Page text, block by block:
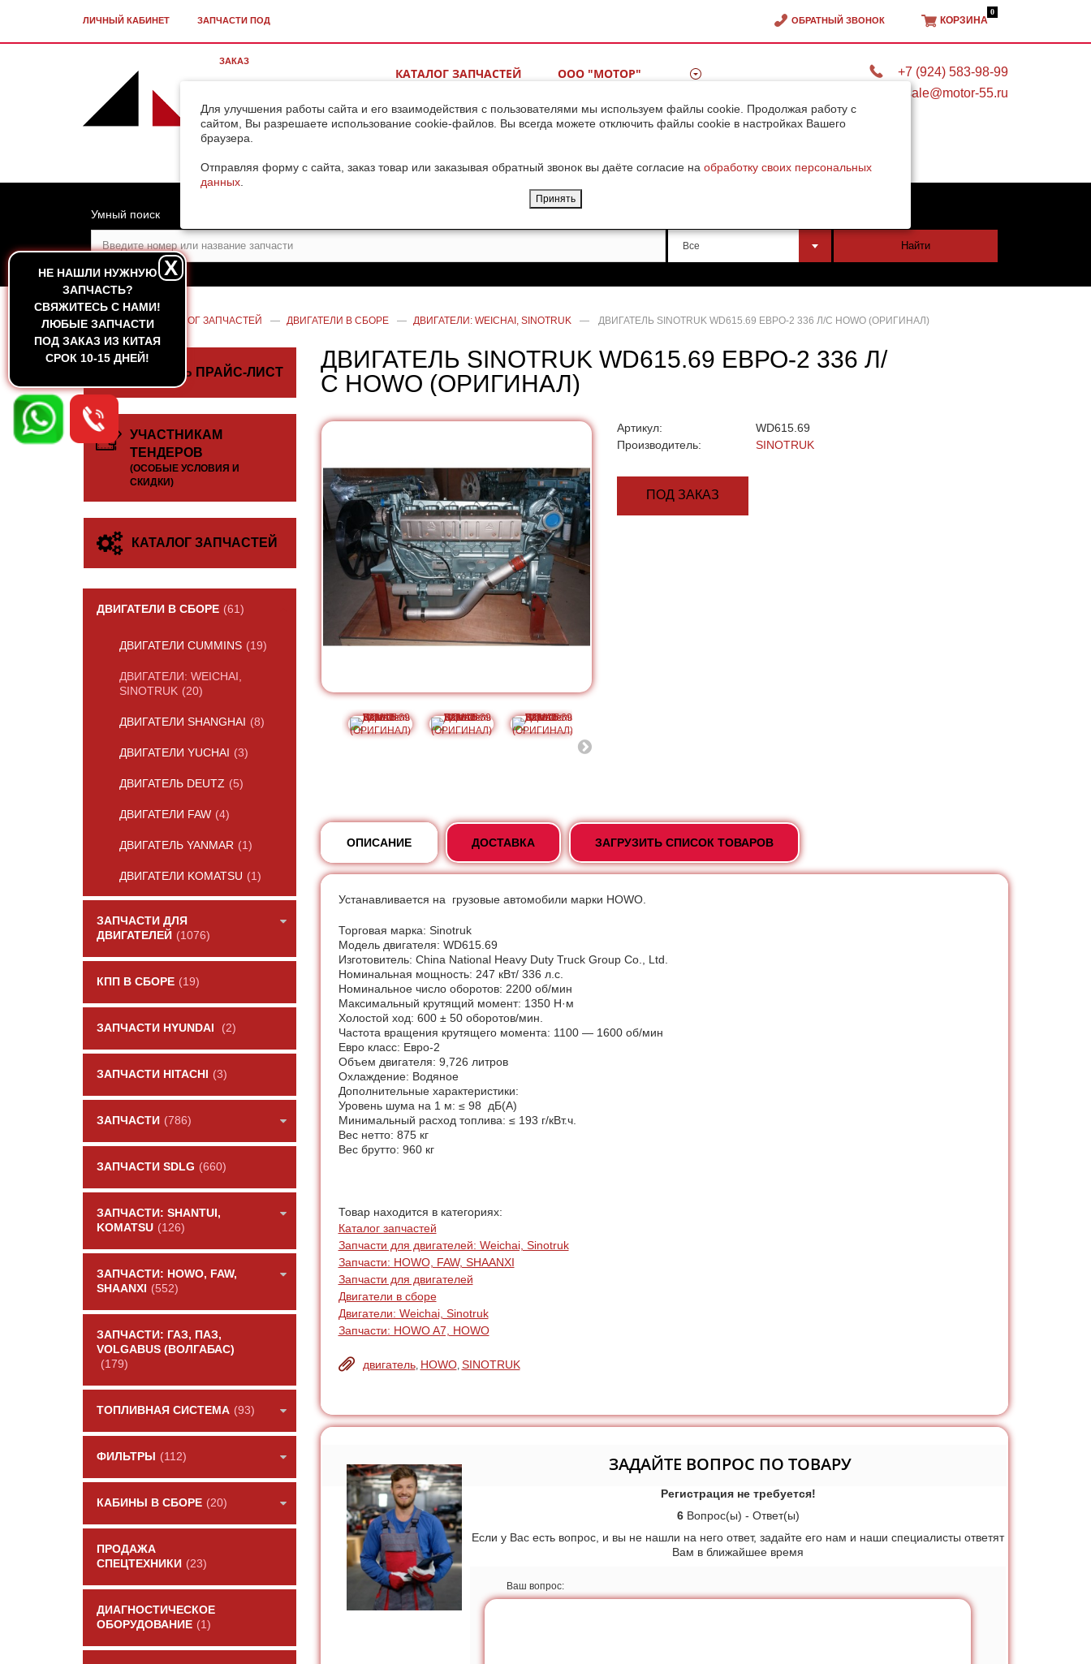
Для улучшения работы сайта и его взаимодействия с пользователями мы используем файлы cookie. Продолжая работу с
сайтом, Вы разрешаете использование cookie-файлов. Вы всегда можете отключить файлы cookie в настройках Вашего
браузера.
Отправляя форму с сайта, заказ товар или заказывая обратный звонок вы даёте согласие на обработку своих персональных
данных
Принять
ЛИЧНЫЙ КАБИНЕТ ЗАПЧАСТИ ПОД
ЗАКАЗ
ОБРАТНЫЙ ЗВОНОК КОРЗИНА
0
КАТАЛОГ ЗАПЧАСТЕЙ ООО "МОТОР"
ВИДЕОГАЛЕРЕЯ КОНТАКТЫ
+7 (924) 583-98-99
sale@motor-55.ru
НЕ НАШЛИ НУЖНУЮ
ЗАПЧАСТЬ?
CВЯЖИТЕСЬ С НАМИ!
ЛЮБЫЕ ЗАПЧАСТИ
ПОД ЗАКАЗ ИЗ КИТАЯ
СРОК 10-15 ДНЕЙ!
X
Умный поиск
Все Найти
ГЛАВНАЯ — КАТАЛОГ ЗАПЧАСТЕЙ — ДВИГАТЕЛИ В СБОРЕ — ДВИГАТЕЛИ: WEICHAI, SINOTRUK — ДВИГАТЕЛЬ SINOTRUK WD615.69 ЕВРО-2 336 Л/С HOWO (ОРИГИНАЛ)
СКАЧАТЬ ПРАЙС-ЛИСТ
УЧАСТНИКАМ
ТЕНДЕРОВ
(ОСОБЫЕ УСЛОВИЯ И
СКИДКИ)
КАТАЛОГ ЗАПЧАСТЕЙ
ДВИГАТЕЛИ В СБОРЕ (61)
ДВИГАТЕЛИ CUMMINS (19)
ДВИГАТЕЛИ: WEICHAI,
SINOTRUK (20)
ДВИГАТЕЛИ SHANGHAI (8)
ДВИГАТЕЛИ YUCHAI (3)
ДВИГАТЕЛЬ DEUTZ (5)
ДВИГАТЕЛИ FAW (4)
ДВИГАТЕЛЬ YANMAR (1)
ДВИГАТЕЛИ KOMATSU (1)
ЗАПЧАСТИ ДЛЯ
ДВИГАТЕЛЕЙ (1076)
КПП В СБОРЕ (19)
ЗАПЧАСТИ HYUNDAI (2)
ЗАПЧАСТИ HITACHI (3)
ЗАПЧАСТИ (786)
ЗАПЧАСТИ SDLG (660)
ЗАПЧАСТИ: SHANTUI,
KOMATSU (126)
ЗАПЧАСТИ: HOWO, FAW,
SHAANXI
(552)
ЗАПЧАСТИ: ГАЗ, ПАЗ,
VOLGABUS (ВОЛГАБАС)
(179)
ТОПЛИВНАЯ СИСТЕМА (93)
ФИЛЬТРЫ (112)
КАБИНЫ В СБОРЕ (20)
ПРОДАЖА
СПЕЦТЕХНИКИ (23)
ДИАГНОСТИЧЕСКОЕ
ОБОРУДОВАНИЕ (1)
ДВИГАТЕЛЬ SINOTRUK WD615.69 ЕВРО-2 336 Л/
С HOWO (ОРИГИНАЛ)
Артикул:
WD615.69
Производитель:
SINOTRUK
ПОД ЗАКАЗ
ОПИСАНИЕ ДОСТАВКА ЗАГРУЗИТЬ СПИСОК ТОВАРОВ
Устанавливается на грузовые автомобили марки HOWO.
Торговая марка: Sinotruk
Модель двигателя: WD615.69
Изготовитель: China National Heavy Duty Truck Group Co., Ltd.
Номинальная мощность: 247 кВт/ 336 л.с.
Номинальное число оборотов: 2200 об/мин
Максимальный крутящий момент: 1350 Н·м
Холостой ход: 600 ± 50 оборотов/мин.
Частота вращения крутящего момента: 1100 — 1600 об/мин
Евро класс: Евро-2
Объем двигателя: 9,726 литров
Охлаждение: Водяное
Дополнительные характеристики:
Уровень шума на 1 м: ≤ 98 дБ(А)
Минимальный расход топлива: ≤ 193 г/кВт.ч.
Вес нетто: 875 кг
Вес брутто: 960 кг
Товар находится в категориях:
Каталог запчастей
Запчасти для двигателей: Weichai, Sinotruk
Запчасти: HOWO, FAW, SHAANXI
Запчасти для двигателей
Двигатели в сборе
Двигатели: Weichai, Sinotruk
Запчасти: HOWO A7, HOWO
двигатель, HOWO, SINOTRUK
ЗАДАЙТЕ ВОПРОС ПО ТОВАРУ
Регистрация не требуется!
6Вопрос(ы) - Ответ(ы)
Если у Вас есть вопрос, и вы не нашли на него ответ, задайте его нам и наши специалисты ответят
Вам в ближайшее время
Ваш вопрос: